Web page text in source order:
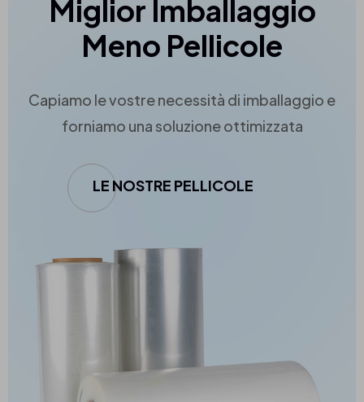
Miglior Imballaggio
Meno Pellicole
Capiamo le vostre necessità di imballaggio e
forniamo una soluzione ottimizzata
LE NOSTRE PELLICOLE